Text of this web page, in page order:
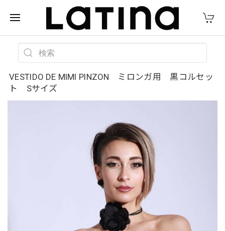
VESTIDO DE MIMI PINZON ミロンガ用 黒コルセッ
ト Sサイズ